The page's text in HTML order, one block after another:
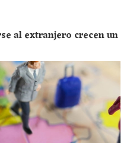
al extranjero crecen un